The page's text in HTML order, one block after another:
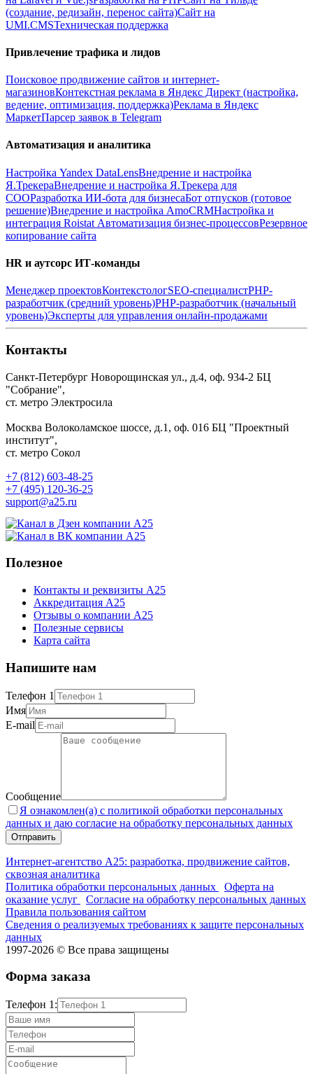
(создание, редизайн, перенос сайта)Сайт на
UMI.CMSТехническая поддержка
Привлечение трафика и лидов
Поисковое продвижение сайтов и интернет-
магазиновКонтекстная реклама в Яндекс Директ (настройка,
ведение, оптимизация, поддержка)Реклама в Яндекс
МаркетПарсер заявок в Telegram
Автоматизация и аналитика
Настройка Yandex DataLensВнедрение и настройка
Я.ТрекераВнедрение и настройка Я.Трекера для
СООРазработка ИИ-бота для бизнесаБот отпусков (готовое
решение)Внедрение и настройка AmoCRMНастройка и
интеграция Roistat Автоматизация бизнес-процессовРезервное
копирование сайта
HR и аутсорс ИТ-команды
Менеджер проектовКонтекстологSEO-специалистPHP-
разработчик (средний уровень)PHP-разработчик (начальный
уровень)Эксперты для управления онлайн-продажами
Контакты
Санкт-Петербург Новорощинская ул., д.4, оф. 934-2 БЦ
"Собрание",
ст. метро Электросила
Москва Волоколамское шоссе, д.1, оф. 016 БЦ "Проектный
институт",
ст. метро Сокол
+7 (812) 603-48-25
+7 (495) 120-36-25
support@a25.ru
Полезное
Контакты и реквизиты А25
Аккредитация А25
Отзывы о компании А25
Полезные сервисы
Карта сайта
Напишите нам
Телефон 1
Имя
E-mail
Сообщение
Я ознакомлен(а) с политикой обработки персональных
данных и даю согласие на обработку персональных данных
Интернет-агентство А25: разработка, продвижение сайтов,
сквозная аналитика
Политика обработки персональных данных
Оферта на
оказание услуг
Согласие на обработку персональных данных
Правила пользования сайтом
Сведения о реализуемых требованиях к защите персональных
данных
1997-2026 © Все права защищены
Форма заказа
Телефон 1: